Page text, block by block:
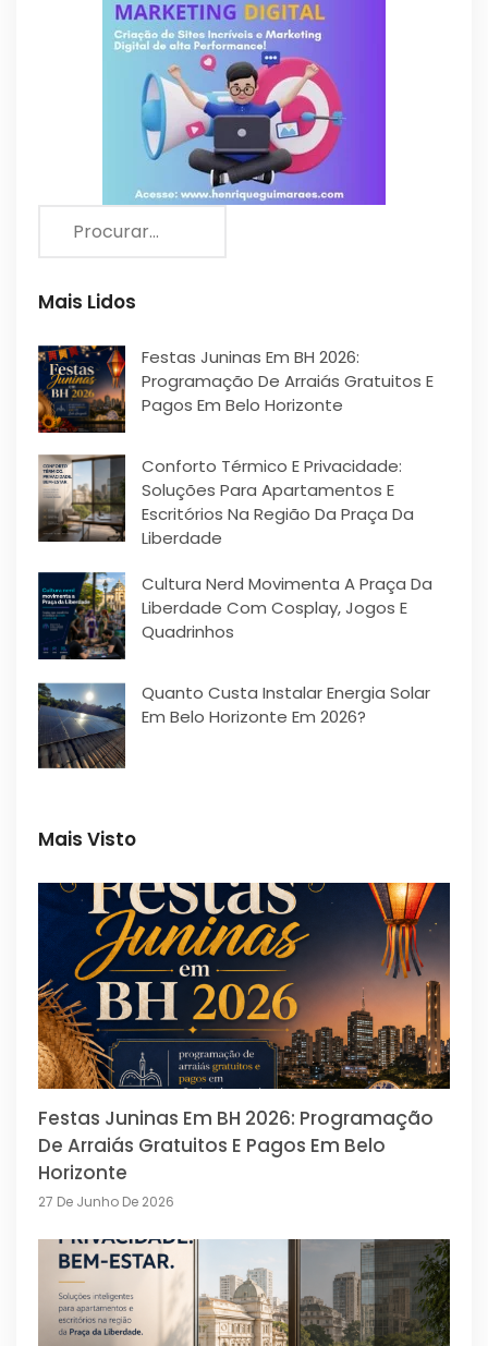
Mais Lidos
Festas Juninas Em BH 2026:
Programação De Arraiás Gratuitos E
Pagos Em Belo Horizonte
Conforto Térmico E Privacidade:
Soluções Para Apartamentos E
Escritórios Na Região Da Praça Da
Liberdade
Cultura Nerd Movimenta A Praça Da
Liberdade Com Cosplay, Jogos E
Quadrinhos
Quanto Custa Instalar Energia Solar
Em Belo Horizonte Em 2026?
Mais Visto
Festas Juninas Em BH 2026: Programação
De Arraiás Gratuitos E Pagos Em Belo
Horizonte
27 De Junho De 2026